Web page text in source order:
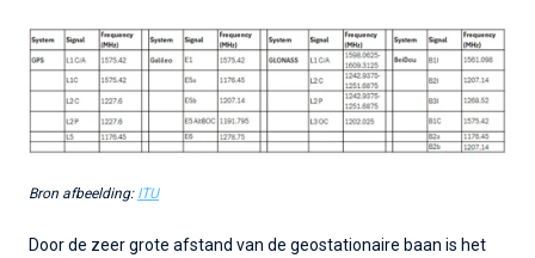
Bron afbeelding: ITU
Door de zeer grote afstand van de geostationaire baan is het